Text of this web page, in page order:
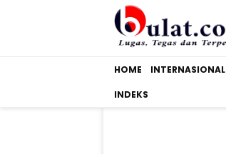
HOME INTERNASIONAL
INDEKS